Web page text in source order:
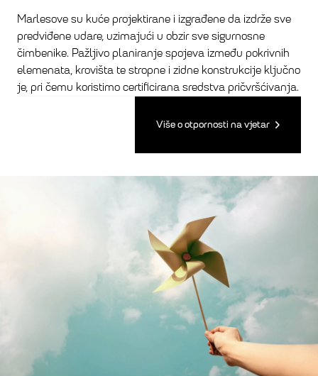
Marlesove su kuće projektirane i izgrađene da izdrže sve
predviđene udare, uzimajući u obzir sve sigurnosne
čimbenike. Pažljivo planiranje spojeva između pokrivnih
elemenata, krovišta te stropne i zidne konstrukcije ključno
je, pri čemu koristimo certificirana sredstva pričvršćivanja.
Više o otpornosti na vjetar